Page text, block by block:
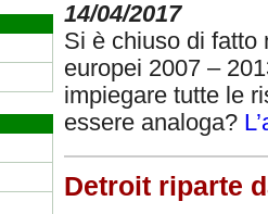
14/04/2017
Si è chiuso di fatto
europei 2007 –
impiegare tutte le
essere analoga?
Detroit riparte